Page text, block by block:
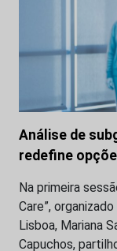
Análise de
redefine
Na primeira
Care”,
Lisboa, Mariana
Capuchos,